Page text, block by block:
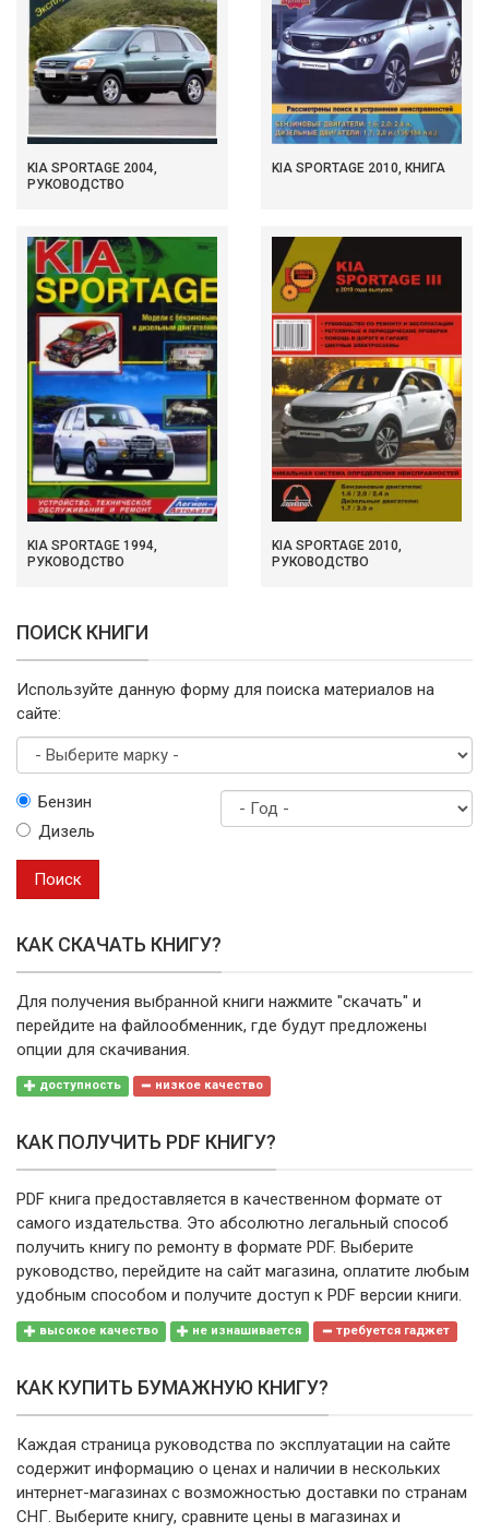
KIA SPORTAGE 2004,
РУКОВОДСТВО
KIA SPORTAGE 2010, КНИГА
KIA SPORTAGE 1994,
РУКОВОДСТВО
KIA SPORTAGE 2010,
РУКОВОДСТВО
ПОИСК КНИГИ
Используйте данную форму для поиска материалов на
сайте:
маркуБензин
Дизель
Поиск
КАК СКАЧАТЬ КНИГУ?
Для получения выбранной книги нажмите "скачать" и
перейдите на файлообменник, где будут предложены
опции для скачивания.
доступность низкое качество
КАК ПОЛУЧИТЬ PDF КНИГУ?
PDF книга предоставляется в качественном формате от
самого издательства. Это абсолютно легальный способ
получить книгу по ремонту в формате PDF. Выберите
руководство, перейдите на сайт магазина, оплатите любым
удобным способом и получите доступ к PDF версии книги.
высокое качество не изнашивается требуется гаджет
КАК КУПИТЬ БУМАЖНУЮ КНИГУ?
Каждая страница руководства по эксплуатации на сайте
содержит информацию о ценах и наличии в нескольких
интернет-магазинах с возможностью доставки по странам
СНГ. Выберите книгу, сравните цены в магазинах и